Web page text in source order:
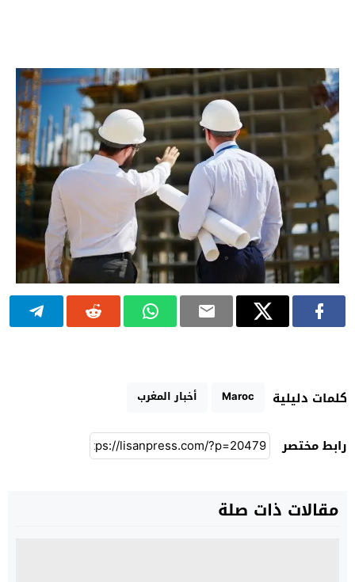
كلمات دليلية Maroc أخبار المغرب
رابط مختصر
مقالات ذات صلة